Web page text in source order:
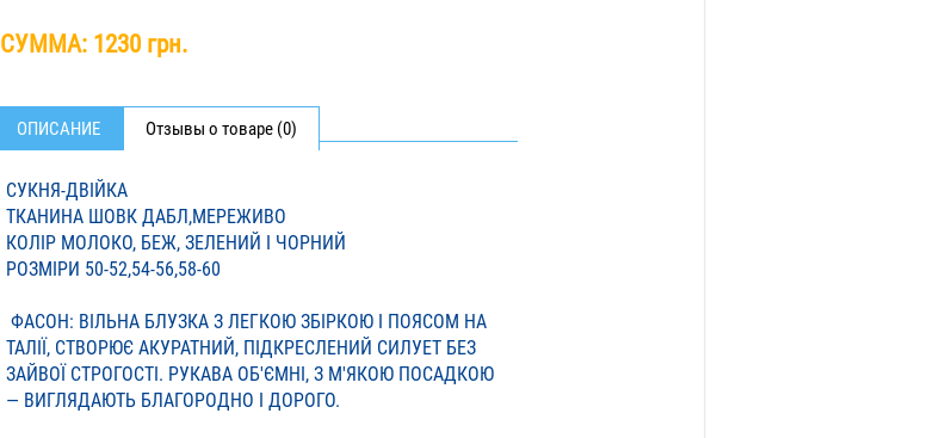
СУММА: 1230 грн.
ОПИСАНИЕ Отзывы о товаре (0)
СУКНЯ-ДВІЙКА
ТКАНИНА ШОВК ДАБЛ,МЕРЕЖИВО
КОЛІР МОЛОКО, БЕЖ, ЗЕЛЕНИЙ І ЧОРНИЙ
РОЗМІРИ 50-52,54-56,58-60
ФАСОН: ВІЛЬНА БЛУЗКА З ЛЕГКОЮ ЗБІРКОЮ І ПОЯСОМ НА
ТАЛІЇ, СТВОРЮЄ АКУРАТНИЙ, ПІДКРЕСЛЕНИЙ СИЛУЕТ БЕЗ
ЗАЙВОЇ СТРОГОСТІ. РУКАВА ОБ'ЄМНІ, З М'ЯКОЮ ПОСАДКОЮ
— ВИГЛЯДАЮТЬ БЛАГОРОДНО І ДОРОГО.